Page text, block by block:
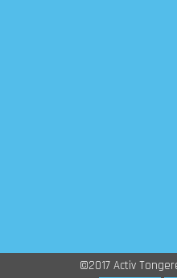
©2017 Activ